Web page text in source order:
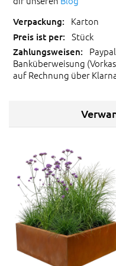
Karton
Stück
Banküberweisung
auf Rechnung über